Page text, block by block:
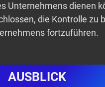
Unternehmens dienen
die Kontrolle zu
fortzuführen.
AUSBLICK